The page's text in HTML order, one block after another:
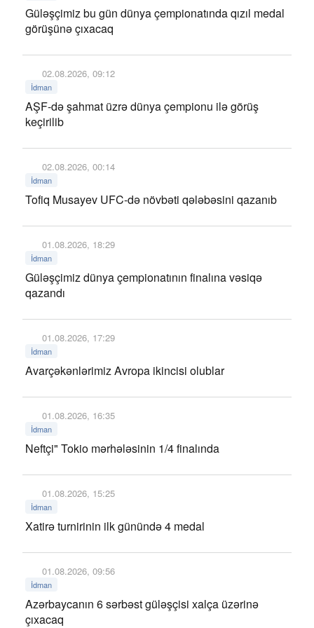
Güləşçimiz bu gün dünya çempionatında qızıl medal
görüşünə çıxacaq
02.08.2026, 09:12
İdman
AŞF-də şahmat üzrə dünya çempionu ilə görüş
keçirilib
02.08.2026, 00:14
İdman
Tofiq Musayev UFC-də növbəti qələbəsini qazanıb
01.08.2026, 18:29
İdman
Güləşçimiz dünya çempionatının finalına vəsiqə
qazandı
01.08.2026, 17:29
İdman
Avarçəkənlərimiz Avropa ikincisi olublar
01.08.2026, 16:35
İdman
Neftçi" Tokio mərhələsinin 1/4 finalında
01.08.2026, 15:25
İdman
Xatirə turnirinin ilk günündə 4 medal
01.08.2026, 09:56
İdman
Azərbaycanın 6 sərbəst güləşçisi xalça üzərinə
çıxacaq